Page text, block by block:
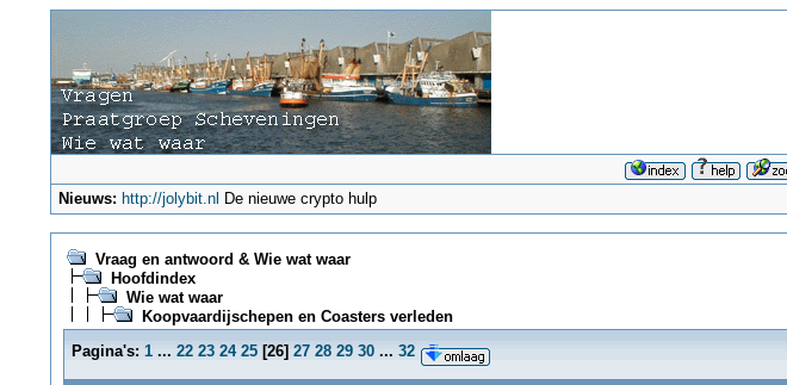
Nieuws: http://jolybit.nl De nieuwe crypto hulp
Vraag en antwoord & Wie wat waar
Hoofdindex
Wie wat waar
Koopvaardijschepen en Coasters verleden
Pagina's: 1 ... 22 23 24 25[26] 27 28 29 30 ... 32